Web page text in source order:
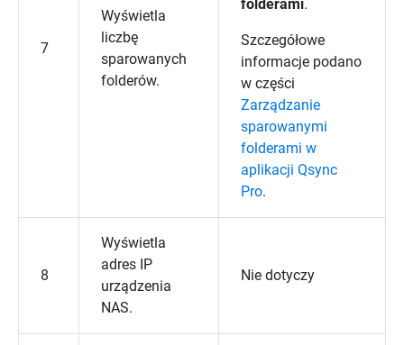
7
Wyświetla
liczbę
sparowanych
folderów.
folderami.
Szczegółowe
informacje podano
w części
Zarządzanie
sparowanymi
folderami w
aplikacji Qsync
Pro.
8
Wyświetla
adres IP
urządzenia
NAS.
Nie dotyczy